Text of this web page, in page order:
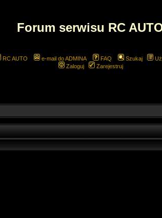
Forum serwisu RC
RC AUTO e-mail do ADMINA FAQ Szukaj
Zaloguj
Zarejestruj